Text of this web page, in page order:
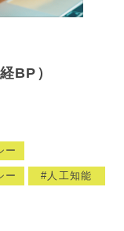
BP）
ー
ー 人工知能